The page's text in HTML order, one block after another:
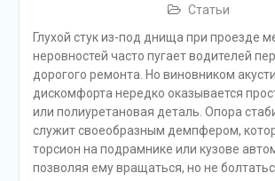
Статьи
Глухой стук из-под днища при проезде
неровностей часто пугает водителей
дорогого ремонта. Но виновником
дискомфорта нередко оказывается
или полиуретановая деталь. Опора
служит своеобразным демпфером,
торсион на подрамнике или кузове
позволяя ему вращаться, но не